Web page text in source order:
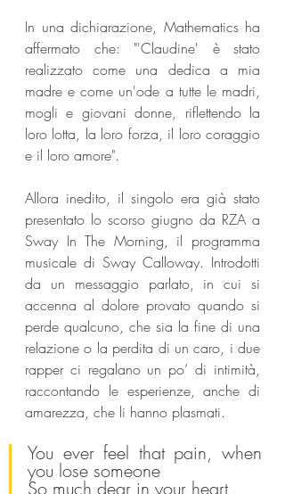
In una dichiarazione, Mathematics ha
affermato che: "'Claudine' è stato
realizzato come una dedica a mia
madre e come un'ode a tutte le madri,
mogli e giovani donne, riflettendo la
loro lotta, la loro forza, il loro coraggio
e il loro amore".
Allora inedito, il singolo era già stato
presentato lo scorso giugno da RZA a
Sway In The Morning, il programma
musicale di Sway Calloway. Introdotti
da un messaggio parlato, in cui si
accenna al dolore provato quando si
perde qualcuno, che sia la fine di una
relazione o la perdita di un caro, i due
rapper ci regalano un po’ di intimità,
raccontando le esperienze, anche di
amarezza, che li hanno plasmati.
You ever feel that pain, when
you lose someone
So much dear in your heart